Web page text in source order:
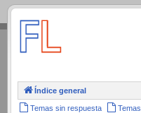
.
Índice general
Temas sin respuesta